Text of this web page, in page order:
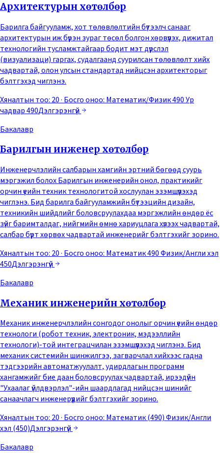
Архитектурын хөтөлбөр
Барилга байгууламж, хот төлөвлөлтийн бүтээлч санааг
архитектурын иж бүрэн зураг төсөл болгон хөрвүүлэх, дижитал
технологийн тусламжтайгаар бодит мэт дүрслэл
(визуализаци) гаргах, судалгаанд суурилсан төлөвлөлт хийх
чадвартай, олон улсын стандартад нийцсэн архитекторыг
бэлтгэхэд чиглэнэ.
Хяналтын тоо: 20· Босго оноо: Математик/Физик 490 Ур
чадвар 490Дэлгэрэнгүй
Бакалавр
Барилгын инженер хөтөлбөр
Инженерчлэлийн салбарын хамгийн эртний бөгөөд суурь
мэргэжил болох Барилгын инженерийн онол, практикийг
орчин үеийн техник технологитой хослуулан эзэмшүүлэхэд
чиглэнэ. Бид барилга байгууламжийн бүтээцийн дизайн,
техникийн шийдлийг боловсруулахдаа мэргэжлийн өндөр ёс
зүйг баримталдаг, нийгмийн өмнө хариуцлага хүлээх чадвартай,
салбар бүрт хөрвөх чадвартай инженерийг бэлтгэхийг зорино.
Хяналтын тоо: 20· Босго оноо: Математик 490 Физик/Англи хэл
450Дэлгэрэнгүй
Бакалавр
Механик инженерийн хөтөлбөр
Механик инженерчлэлийн сонгодог онолыг орчин үеийн өндөр
технологи (робот техник, электроник, мэдээллийн
технологи)-той интеграцчилан эзэмшүүлэхэд чиглэнэ. Бид
механик системийн шинжилгээ, загварчлал хийхээс гадна
тэдгээрийн автоматжуулалт, удирдлагын программ
хангамжийг бие даан боловсруулах чадвартай, ирээдүйн
"Ухаалаг үйлдвэрлэл"-ийн шаардлагад нийцсэн шинийг
санаачлагч инженерүүдийг бэлтгэхийг зорино.
Хяналтын тоо: 20· Босго оноо:Математик (490) Физик/Англи
хэл (450)Дэлгэрэнгүй
Бакалавр